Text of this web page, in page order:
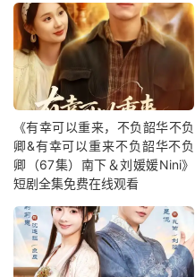
《有幸可以重来，不负韶华不负
卿&有幸可以重来不负韶华不负
卿（67集）南下＆刘媛媛Nini》
短剧全集免费在线观看